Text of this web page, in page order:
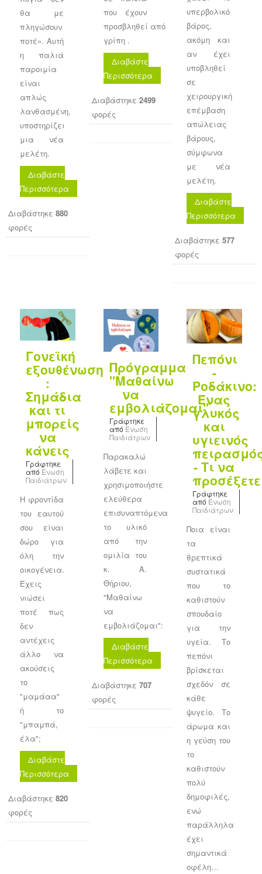
θα με
πληγώσουν
ποτέ». Αυτή
η παλιά
παροιμία
είναι
απλώς
λανθασμένη,
υποστηρίζει
μια νέα
μελέτη.
Διαβάστε
Περισσότερα
Διαβάστηκε 880
φορές
που έχουν
προσβληθεί από
γρίπη .
Διαβάστε
Περισσότερα
Διαβάστηκε 2499
φορές
υπερβολικό
βάρος,
ακόμη και
αν έχει
υποβληθεί
σε
χειρουργική
επέμβαση
απώλειας
βάρους,
σύμφωνα
με νέα
μελέτη.
Διαβάστε
Περισσότερα
Διαβάστηκε577
φορές
Γονεϊκή
εξουθένωση
:
Σημάδια
και τι
μπορείς
να
κάνεις
Γράφτηκε
από Ένωση
Παιδιάτρων
Η φροντίδα
του εαυτού
σου είναι
δώρο για
όλη την
οικογένεια.
Έχεις
νιώσει
ποτέ πως
δεν
αντέχεις
άλλο να
ακούσεις
το
"μαμάαα"
ή το
"μπαμπά,
έλα";
Διαβάστε
Περισσότερα
Διαβάστηκε 820
φορές
Πρόγραμμα
"Μαθαίνω
να
εμβολιάζομαι"
Γράφτηκε
από Ένωση
Παιδιάτρων
Παρακαλώ
λάβετε και
χρησιμοποιήστε
ελεύθερα
επισυναπτόμενα
το υλικό
από την
ομιλία του
κ. Α.
Θήριου,
"Μαθαίνω
να
εμβολιάζομαι":
Διαβάστε
Περισσότερα
Διαβάστηκε 707
φορές
Πεπόνι
-
Ροδάκινο:
Ένας
γλυκός
και
υγιεινός
- Τι να
προσέξετε
Γράφτηκε
από Ένωση
Παιδιάτρων
Ποια είναι
τα
θρεπτικά
συστατικά
που το
καθιστούν
σπουδαίο
για την
υγεία. Το
πεπόνι
βρίσκεται
σχεδόν σε
κάθε
ψυγείο. Το
άρωμα και
η γεύση του
το
καθιστούν
πολύ
δημοφιλές,
ενώ
παράλληλα
έχει
σημαντικά
οφέλη…